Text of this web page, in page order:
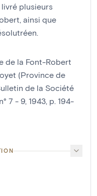
plusieurs
ainsi que
de la Font-Robert
(Province de
de la Société
7 - 9, 1943, p. 194-